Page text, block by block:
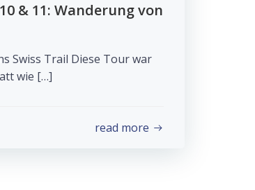
& 11: Wanderung von
Swiss Trail Diese Tour war
wie […]
read more